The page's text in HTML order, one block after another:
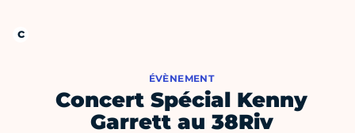
ÉVÈNEMENT
Concert Spécial Kenny
Garrett au 38Riv